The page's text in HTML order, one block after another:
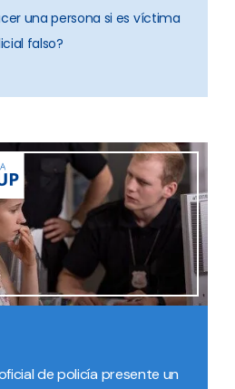
una persona si es víctima
falso?
de policía presente un